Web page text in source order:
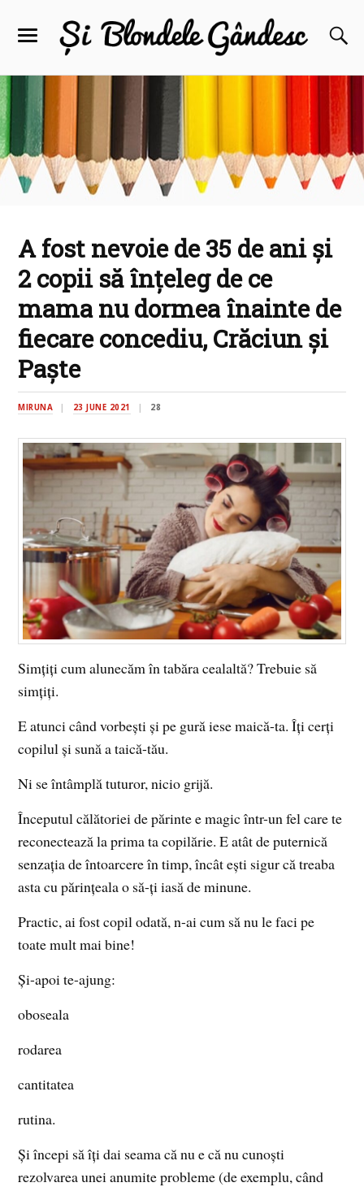
A fost nevoie de 35 de ani și
2 copii să înțeleg de ce
mama nu dormea înainte de
fiecare concediu, Crăciun și
Paște
MIRUNA 23 JUNE 2021 28
Simțiți cum alunecăm în tabăra cealaltă? Trebuie să
simțiți.
E atunci când vorbești și pe gură iese maică-ta. Îți cerți
copilul și sună a taică-tău.
Ni se întâmplă tuturor, nicio grijă.
Începutul călătoriei de părinte e magic într-un fel care te
reconectează la prima ta copilărie. E atât de puternică
senzația de întoarcere în timp, încât ești sigur că treaba
asta cu părințeala o să-ți iasă de minune.
Practic, ai fost copil odată, n-ai cum să nu le faci pe
toate mult mai bine!
Și-apoi te-ajung:
oboseala
rodarea
cantitatea
rutina.
Și începi să îți dai seama că nu e că nu cunoști
rezolvarea unei anumite probleme (de exemplu, când